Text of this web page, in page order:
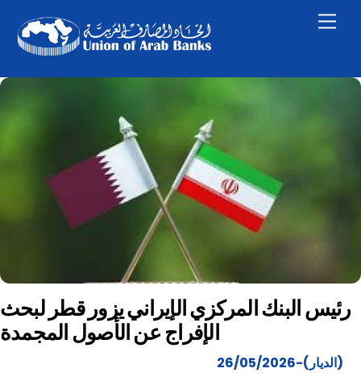
content
رئيس البنك المركزي الإيراني يزور قطر لبحث
الإفراج عن الأصول المجمدة
(الديار)-26/05/2026